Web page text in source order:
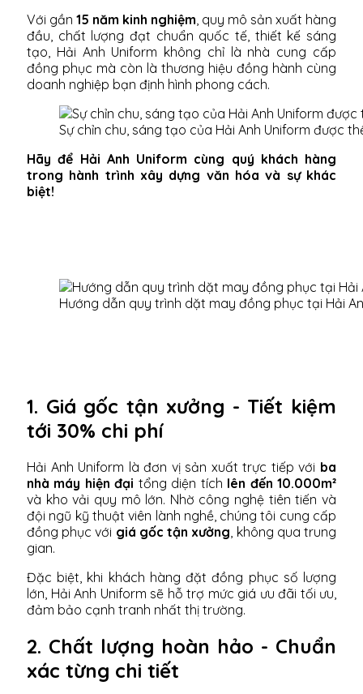
Với gần 15 năm kinh nghiệm, quy mô sản xuất hàng
đầu, chất lượng đạt chuẩn quốc tế, thiết kế sáng
tạo, Hải Anh Uniform không chỉ là nhà cung cấp
đồng phục mà còn là thương hiệu đồng hành cùng
doanh nghiệp bạn định hình phong cách.
Sự chỉn chu, sáng tạo của Hải Anh Uniform được
Hãy để Hải Anh Uniform cùng quý khách hàng
trong hành trình xây dựng văn hóa và sự khác
biệt!
Hướng dẫn quy trình dặt may đồng phục tại Hải
1. Giá gốc tận xưởng - Tiết kiệm
tới 30% chi phí
Hải Anh Uniform là đơn vị sản xuất trực tiếp với ba
nhà máy hiện đại tổng diện tích lên đến 10.000m²
và kho vải quy mô lớn. Nhờ công nghệ tiên tiến và
đội ngũ kỹ thuật viên lành nghề, chúng tôi cung cấp
đồng phục với giá gốc tận xưởng, không qua trung
gian.
Đặc biệt, khi khách hàng đặt đồng phục số lượng
lớn, Hải Anh Uniform sẽ hỗ trợ mức giá ưu đãi tối ưu,
đảm bảo cạnh tranh nhất thị trường.
2. Chất lượng hoàn hảo - Chuẩn
xác từng chi tiết